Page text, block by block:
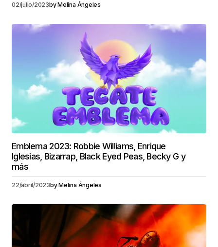
02/julio/2023byMelina Ángeles
Emblema 2023: Robbie Williams, Enrique
Iglesias, Bizarrap, Black Eyed Peas, Becky G y
más
22/abril/2023byMelina Ángeles